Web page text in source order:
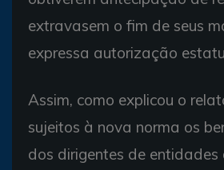
extravasem o fim de seus
expressa autorização
Assim, como explicou o
sujeitos à nova norma os
dos dirigentes de